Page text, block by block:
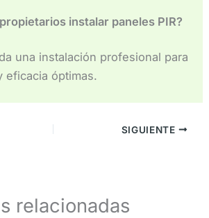
instalar paneles PIR?
una instalación profesional para
eficacia óptimas.
SIGUIENTE
relacionadas